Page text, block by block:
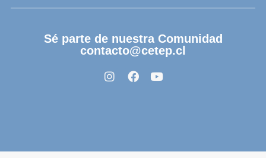
Sé parte de nuestra Comunidad
contacto@cetep.cl